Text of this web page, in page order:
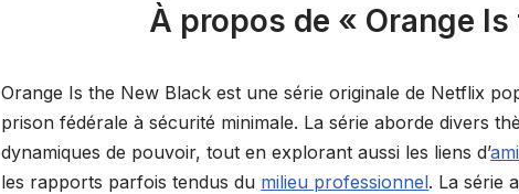
À propos de « Orange
Orange Is the New Black est une série originale de Netflix
prison fédérale à sécurité minimale. La série aborde divers
dynamiques de pouvoir, tout en explorant aussi les liens d’
les rapports parfois tendus du milieu professionnel. La série